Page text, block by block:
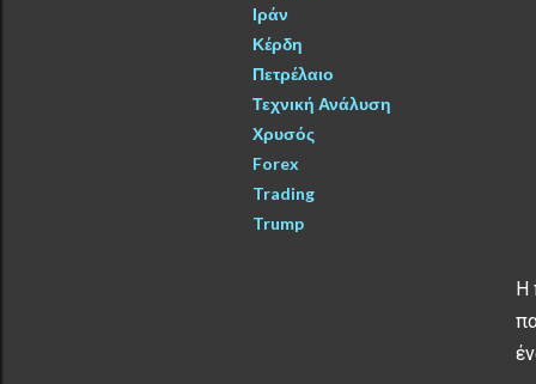
Ιράν
Κέρδη
Πετρέλαιο
Τεχνική Ανάλυση
Χρυσός
Forex
Trading
Trump
Η